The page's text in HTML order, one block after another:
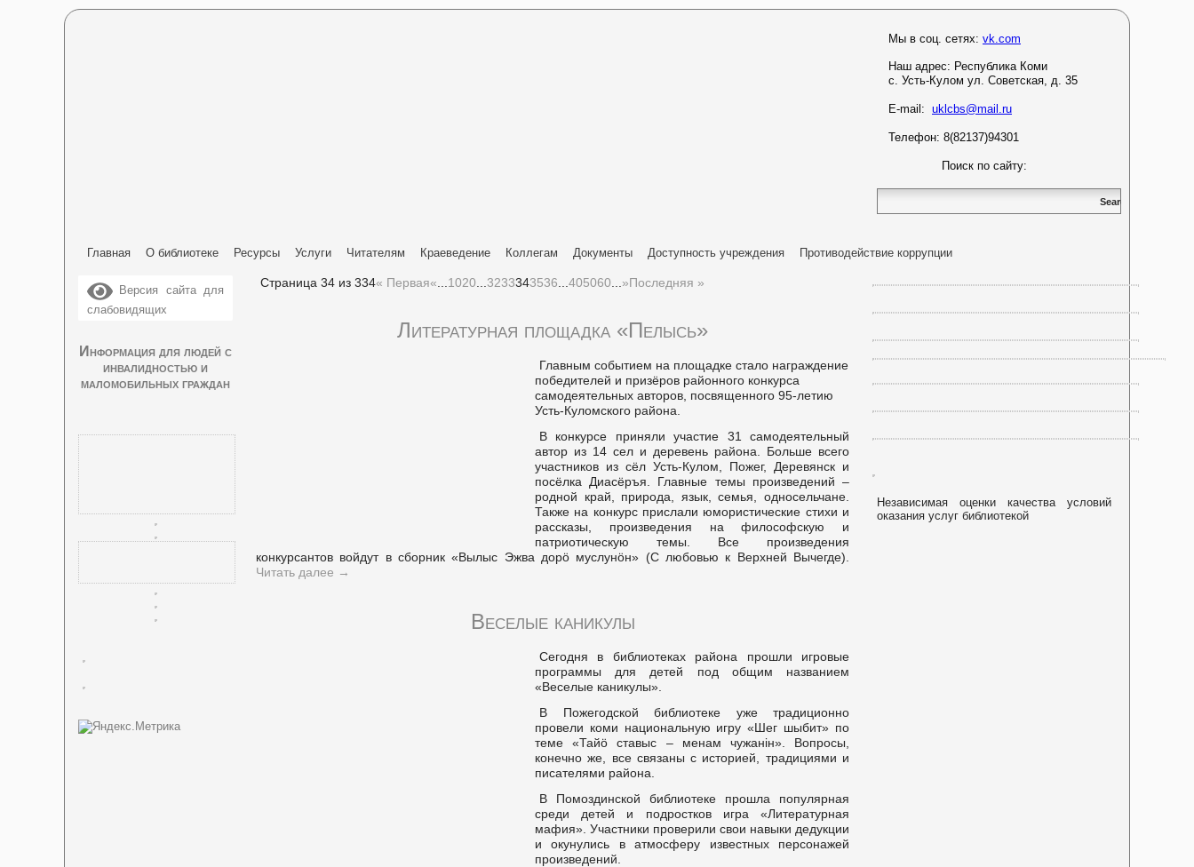
Мы в соц. сетях: vk.com
Наш адрес: Республика Коми
с. Усть-Кулом ул. Советская, д. 35
E-mail: uklcbs@mail.ru
Телефон: 8(82137)94301
Поиск по сайту:
Главная О библиотеке Ресурсы Услуги Читателям Краеведение Коллегам Документы Доступность учреждения Противодействие коррупции
Версия сайта для
слабовидящих
Информация для людей с
инвалидностью и
маломобильных граждан
Страница 34 из 334« Первая« 1020 3233343536 405060 »Последняя »
Литературная площадка «Пелысь»
Главным событием на площадке стало награждение
победителей и призёров районного конкурса
самодеятельных авторов, посвященного 95-летию
Усть-Куломского района.
В конкурсе приняли участие 31 самодеятельный
автор из 14 сел и деревень района. Больше всего
участников из сёл Усть-Кулом, Пожег, Деревянск и
посёлка Диасёръя. Главные темы произведений –
родной край, природа, язык, семья, односельчане.
Также на конкурс прислали юмористические стихи и
рассказы, произведения на философскую и
патриотическую темы. Все произведения
конкурсантов войдут в сборник «Вылыс Эжва дорö муслунöн» (С любовью к Верхней Вычегде).
Читать далее →
Веселые каникулы
Сегодня в библиотеках района прошли игровые
программы для детей под общим названием
«Веселые каникулы».
В Пожегодской библиотеке уже традиционно
провели коми национальную игру «Шег шыбит» по
теме «Тайӧ ставыс – менам чужанін». Вопросы,
конечно же, все связаны с историей, традициями и
писателями района.
В Помоздинской библиотеке прошла популярная
среди детей и подростков игра «Литературная
мафия». Участники проверили свои навыки дедукции
и окунулись в атмосферу известных персонажей
произведений.
Независимая оценки качества условий
оказания услуг библиотекой